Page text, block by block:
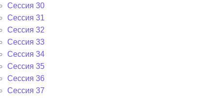
Сессия 30
Сессия 31
Сессия 32
Сессия 33
Сессия 34
Сессия 35
Сессия 36
Сессия 37